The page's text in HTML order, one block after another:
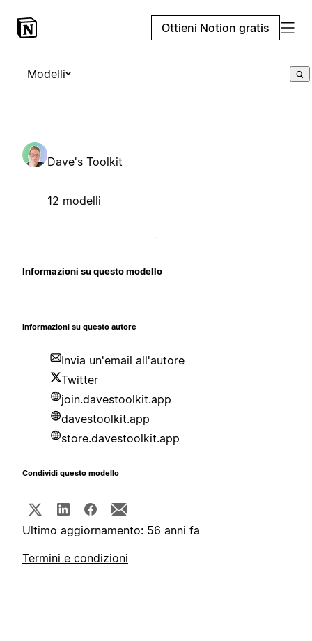
Ottieni Notion gratis
Modelli
Dave's Toolkit
12 modelli
Informazioni su questo modello
Informazioni su questo autore
Invia un'email all'autore
Twitter
join.davestoolkit.app
davestoolkit.app
store.davestoolkit.app
Condividi questo modello
Ultimo aggiornamento: 56 anni fa
Termini e condizioni